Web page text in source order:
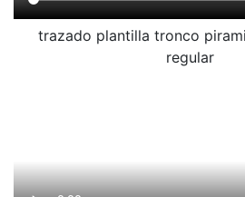
trazado plantilla tronco
regular